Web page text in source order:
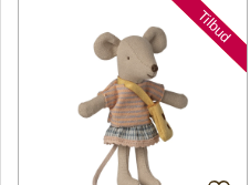
Nyheder
Tilbud